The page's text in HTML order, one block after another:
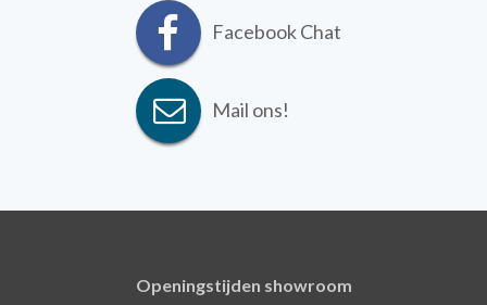
Facebook Chat
Mail ons!
Openingstijden showroom